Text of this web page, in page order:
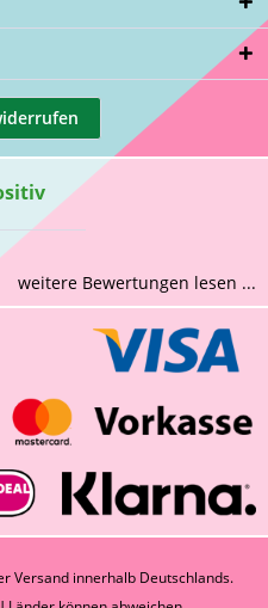
weitere Bewertungen lesen ...
Versand innerhalb Deutschlands.